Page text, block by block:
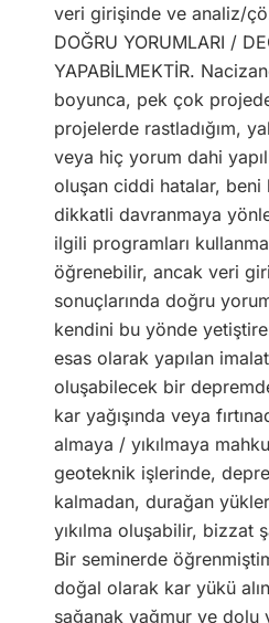
veri girişinde ve analiz/
DOĞRU YORUMLARI /
YAPABİLMEKTİR.
boyunca, pek çok
projelerde rastladığım,
veya hiç yorum dahi
oluşan ciddi hatalar, beni
dikkatli davranmaya
ilgili programları
öğrenebilir, ancak veri
sonuçlarında doğru
kendini bu yönde
esas olarak yapılan
oluşabilecek bir
kar yağışında veya
almaya / yıkılmaya
geoteknik işlerinde,
kalmadan, durağan
yıkılma oluşabilir, bizzat
Bir seminerde
doğal olarak kar yükü
sağanak yağmur ve dolu